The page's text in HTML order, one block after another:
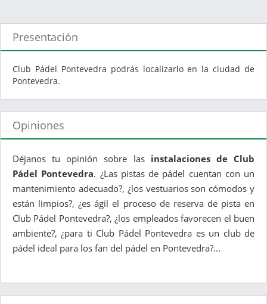
Presentación
Club Pádel Pontevedra podrás localizarlo en la ciudad de
Pontevedra.
Opiniones
Déjanos tu opinión sobre las instalaciones de Club
Pádel Pontevedra. ¿Las pistas de pádel cuentan con un
mantenimiento adecuado?, ¿los vestuarios son cómodos y
están limpios?, ¿es ágil el proceso de reserva de pista en
Club Pádel Pontevedra?, ¿los empleados favorecen el buen
ambiente?, ¿para ti Club Pádel Pontevedra es un club de
pádel ideal para los fan del pádel en Pontevedra?...